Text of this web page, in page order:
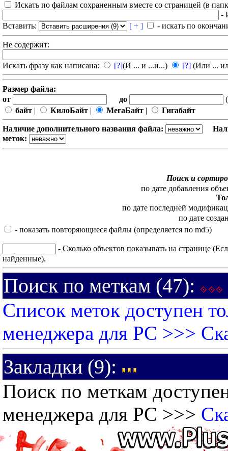
Искать по файлам сохраненным вместе со страницей (в
-
Вставить:
[ + ] - искать по
Не содержит:
Искать фразу как написана: [?](И ... и ...и...) [?] (Или ...
Размер файла:
от
до
байт | КилоБайт | МегаБайт | Гигабайт
Наличие дополнительного названия файла:
меток:
Поиск и
по дате добавления
по дате последней
по дате
- показать повторяющиеся файлы (определяется по md5)
- Сколько объектов показывать на странице
найденные).
Поиск по меткам (47):
Список меток доступен
менеджера для PC >>>
Закладки (9):
Поиск по меткам
менеджера для PC >>>